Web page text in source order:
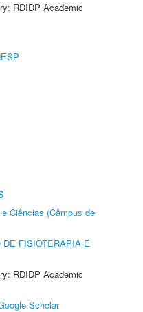
RDIDP Academic
Ciências (Câmpus de
DE FISIOTERAPIA E
RDIDP Academic
Scholar